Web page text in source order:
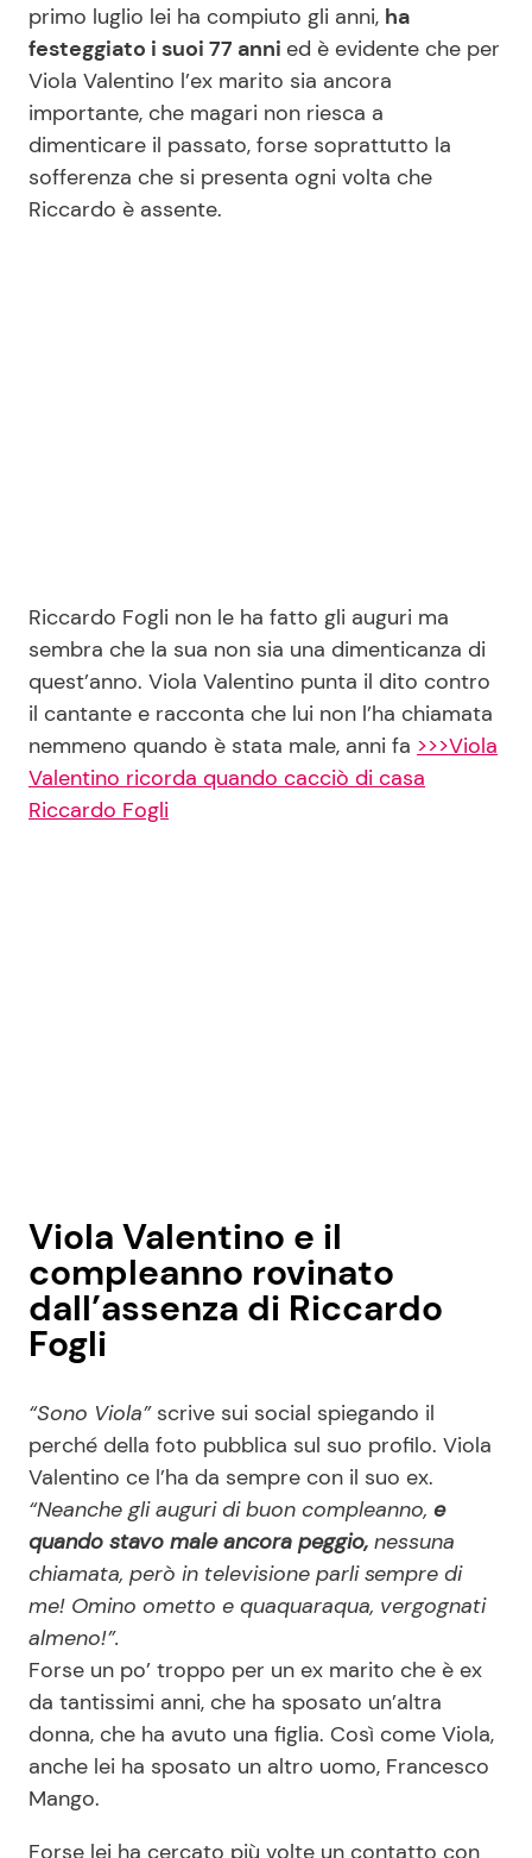
News benessere
Salute
Viaggi e Turismo
Primi Piatti
Ricette Facili e Veloci
Ricette Feste
Redazione
Contattaci
Pubblicità
Privacy Policy
primo luglio lei ha compiuto gli anni, ha
festeggiato i suoi 77 anni ed è evidente che per
Viola Valentino l’ex marito sia ancora
importante, che magari non riesca a
dimenticare il passato, forse soprattutto la
sofferenza che si presenta ogni volta che
Riccardo è assente.
Riccardo Fogli non le ha fatto gli auguri ma
sembra che la sua non sia una dimenticanza di
quest’anno. Viola Valentino punta il dito contro
il cantante e racconta che lui non l’ha chiamata
nemmeno quando è stata male, anni fa >>>Viola
Valentino ricorda quando cacciò di casa
Riccardo Fogli
Viola Valentino e il
compleanno rovinato
dall’assenza di Riccardo
Fogli
“Sono Viola”scrive sui social spiegando il
perché della foto pubblica sul suo profilo. Viola
Valentino ce l’ha da sempre con il suo ex.
“Neanche gli auguri di buon compleanno, e
quando stavo male ancora peggio, nessuna
chiamata, però in televisione parli sempre di
me! Omino ometto e quaquaraqua, vergognati
almeno!”.
Forse un po’ troppo per un ex marito che è ex
da tantissimi anni, che ha sposato un’altra
donna, che ha avuto una figlia. Così come Viola,
anche lei ha sposato un altro uomo, Francesco
Mango.
Forse lei ha cercato più volte un contatto con